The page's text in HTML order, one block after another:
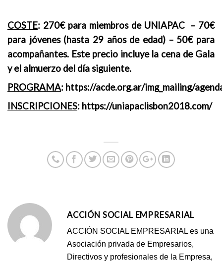
COSTE: 270€ para miembros de UNIAPAC – 70€
para jóvenes (hasta 29 años de edad) – 50€ para
acompañantes. Este precio incluye la cena de Gala
y el almuerzo del día siguiente.
PROGRAMA: https://acde.org.ar/img_mailing/
INSCRIPCIONES: https://uniapaclisbon2018.com/
ACCIÓN SOCIAL EMPRESARIAL
ACCIÓN SOCIAL EMPRESARIAL es una
Asociación privada de Empresarios,
Directivos y profesionales de la Empresa,